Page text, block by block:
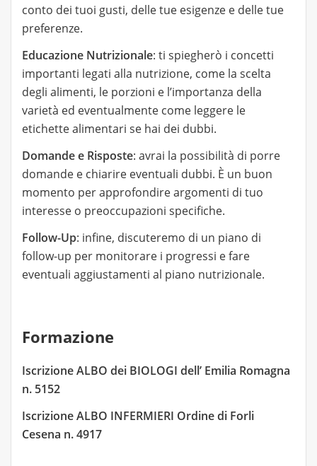
conto dei tuoi gusti, delle tue esigenze e delle tue
preferenze.
Educazione Nutrizionale: ti spiegherò i concetti
importanti legati alla nutrizione, come la scelta
degli alimenti, le porzioni e l’importanza della
varietà ed eventualmente come leggere le
etichette alimentari se hai dei dubbi.
Domande e Risposte: avrai la possibilità di porre
domande e chiarire eventuali dubbi. È un buon
momento per approfondire argomenti di tuo
interesse o preoccupazioni specifiche.
Follow-Up: infine, discuteremo di un piano di
follow-up per monitorare i progressi e fare
eventuali aggiustamenti al piano nutrizionale.
Formazione
Iscrizione ALBO dei BIOLOGI dell’ Emilia Romagna
n. 5152
Iscrizione ALBO INFERMIERI Ordine di Forli
Cesena n. 4917